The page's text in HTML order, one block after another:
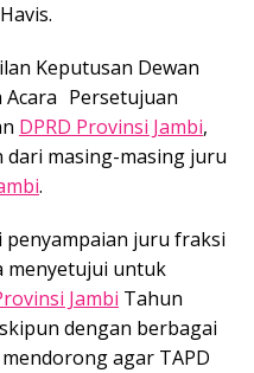
Keputusan Dewan
Acara Persetujuan
DPRD Provinsi Jambi,
masing-masing juru
.
penyampaian juru fraksi
menyetujui untuk
Jambi Tahun
dengan berbagai
agar TAPD